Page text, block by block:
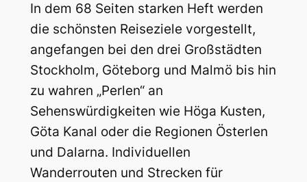
In dem 68 Seiten starken Heft werden
die schönsten Reiseziele vorgestellt,
angefangen bei den drei Großstädten
Stockholm, Göteborg und Malmö bis hin
zu wahren „Perlen“ an
Sehenswürdigkeiten wie Höga Kusten,
Göta Kanal oder die Regionen Österlen
und Dalarna. Individuellen
Wanderrouten und Strecken für